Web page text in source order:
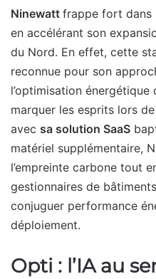
Ninewatt frappe fort dans
en accélérant son
du Nord. En effet, cette
reconnue pour son
l’optimisation
marquer les esprits lors de
avec sa solution SaaS
matériel supplémentaire,
l’empreinte carbone tout
gestionnaires de
conjuguer performance
déploiement.
Opti : l’IA au